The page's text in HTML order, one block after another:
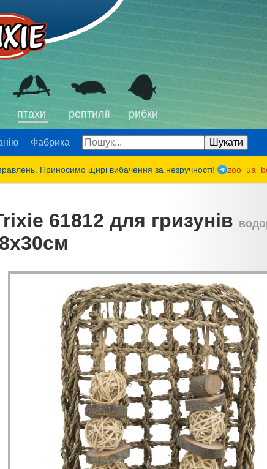
птахи рептилії рибки
Фабрика
Приносимо щирі вибачення за незручності!
61812 для гризунів